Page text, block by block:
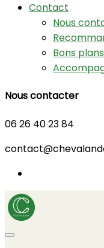
Contact
Nous
Bons plans
Nous contacter
06 26 40 23 84